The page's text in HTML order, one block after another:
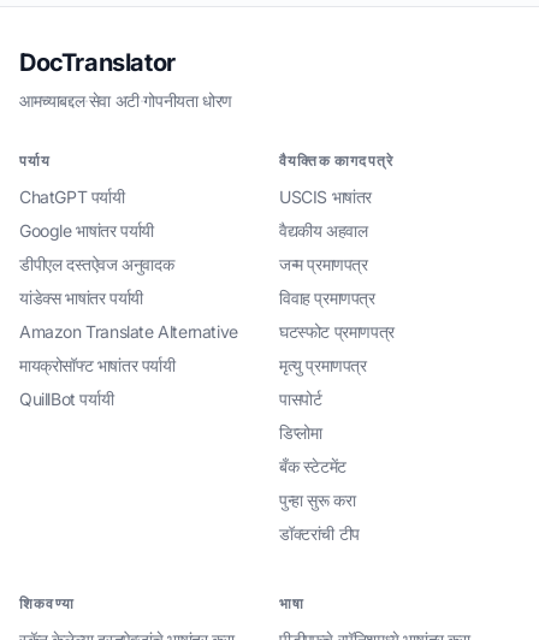
DocTranslator
आमच्याबद्दल·सेवा अटी·गोपनीयता धोरण
पर्याय
ChatGPT पर्यायी
Google भाषांतर पर्यायी
डीपीएल दस्तऐवज अनुवादक
यांडेक्स भाषांतर पर्यायी
Amazon Translate Alternative
मायक्रोसॉफ्ट भाषांतर पर्यायी
QuillBot पर्यायी
वैयक्तिक कागदपत्रे
USCIS भाषांतर
वैद्यकीय अहवाल
जन्म प्रमाणपत्र
विवाह प्रमाणपत्र
घटस्फोट प्रमाणपत्र
मृत्यु प्रमाणपत्र
पासपोर्ट
डिप्लोमा
बँक स्टेटमेंट
पुन्हा सुरू करा
डॉक्टरांची टीप
शिकवण्या भाषा